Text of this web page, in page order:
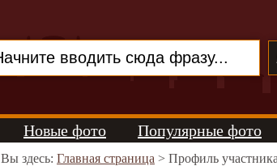
Новые фото Популярные фото
Вы здесь: Главная страница > Профиль